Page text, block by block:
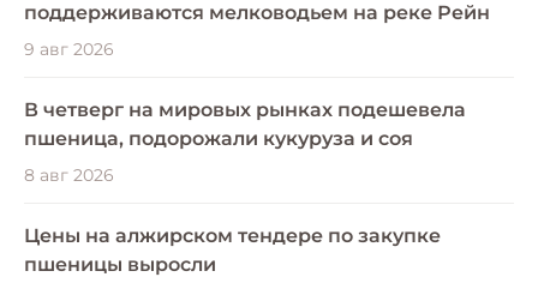
поддерживаются мелководьем на реке Рейн
9 авг 2026
В четверг на мировых рынках подешевела
пшеница, подорожали кукуруза и соя
8 авг 2026
Цены на алжирском тендере по закупке
пшеницы выросли